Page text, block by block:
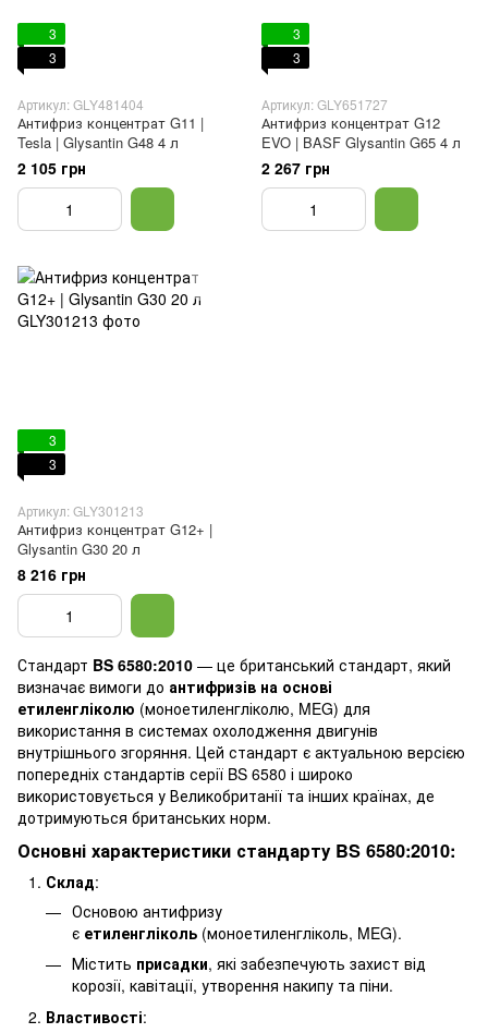
3
3
Артикул: GLY481404
Антифриз концентрат G11 |
Tesla | Glysantin G48 4 л
2 105 грн
3
3
Артикул: GLY651727
Антифриз концентрат G12
EVO | BASF Glysantin G65 4 л
2 267 грн
3
3
Артикул: GLY301213
Антифриз концентрат G12+ |
Glysantin G30 20 л
8 216 грн
Стандарт BS 6580:2010 — це британський стандарт, який
визначає вимоги до антифризів на основі
етиленгліколю (моноетиленгліколю, MEG) для
використання в системах охолодження двигунів
внутрішнього згоряння. Цей стандарт є актуальною версією
попередніх стандартів серії BS 6580 і широко
використовується у Великобританії та інших країнах, де
дотримуються британських норм.
Основні характеристики стандарту BS 6580:2010:
Склад:
Основою антифризу
є етиленгліколь (моноетиленгліколь, MEG).
Містить присадки, які забезпечують захист від
корозії, кавітації, утворення накипу та піни.
Властивості: